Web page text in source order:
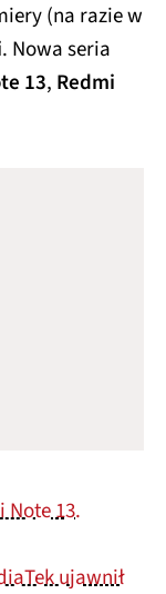
(na razie w
. Nowa seria
13, Redmi
Note 13.
ujawnił